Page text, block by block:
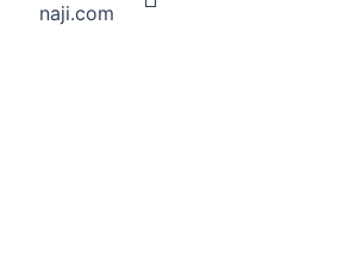
naji.com